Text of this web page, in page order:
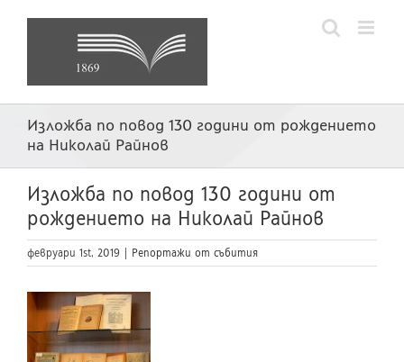
Изложба по повод 130 години от рождението
на Николай Райнов
Изложба по повод 130 години от
рождението на Николай Райнов
февруари 1st, 2019 Репортажи от събития